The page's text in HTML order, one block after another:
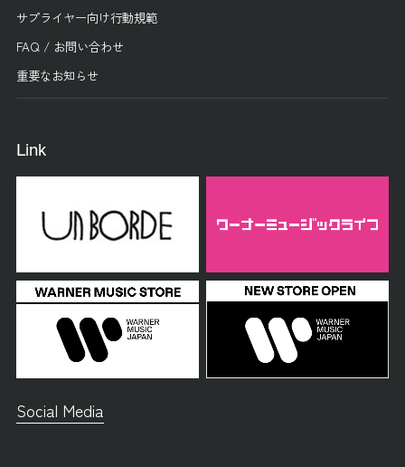
サプライヤー向け行動規範
FAQ / お問い合わせ
重要なお知らせ
Link
Social Media